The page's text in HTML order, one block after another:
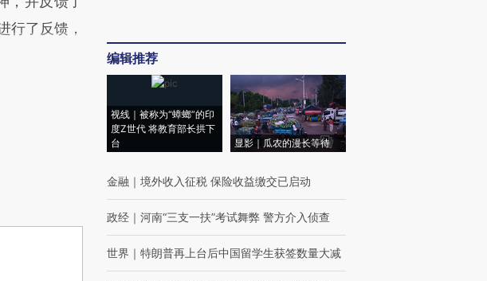
行了反馈，
编辑推荐
视线｜被称为“蟑螂”的印
度Z世代 将教育部长拱下
台
显影｜瓜农的漫长等待
金融 ｜ 境外收入征税 保险收益缴交已启动
政经 ｜ 河南“三支一扶”考试舞弊 警方介入侦查
世界 ｜ 特朗普再上台后中国留学生获签数量大减